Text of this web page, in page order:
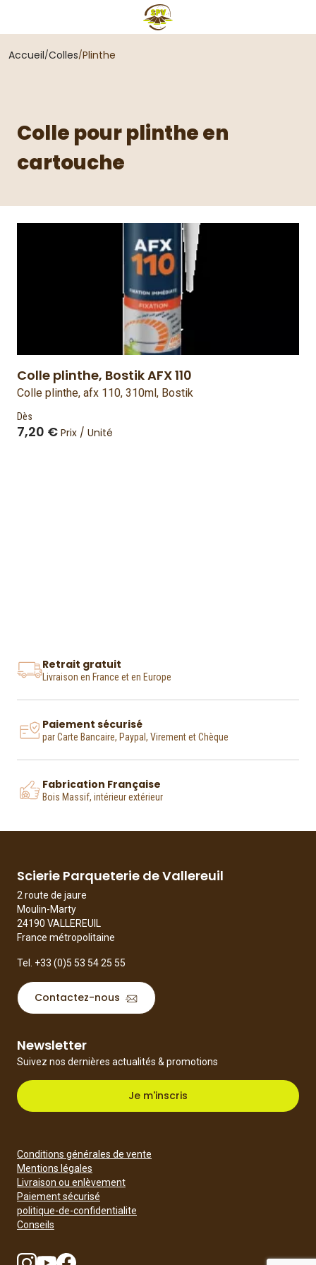
Accueil Colles Plinthe
Colle pour plinthe en
cartouche
Colle plinthe, Bostik AFX 110
Colle plinthe, afx 110, 310ml, Bostik
Dès
7,20 € Prix / Unité
Retrait gratuit
Livraison en France et en Europe
Paiement sécurisé
par Carte Bancaire, Paypal, Virement et Chèque
Fabrication Française
Bois Massif, intérieur extérieur
Scierie Parqueterie de Vallereuil
2 route de jaure
Moulin-Marty
24190 VALLEREUIL
France métropolitaine
Tel. +33 (0)5 53 54 25 55
Contactez-nous
Newsletter
Suivez nos dernières actualités & promotions
Je m'inscris
Conditions générales de vente
Mentions légales
Livraison ou enlèvement
Paiement sécurisé
politique-de-confidentialite
Conseils